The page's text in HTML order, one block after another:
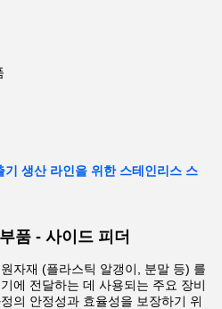
생산 라인을 위한 스테인리스 스
품 - 사이드 피더
자재 (플라스틱 알갱이, 분말 등) 를
에 전달하는 데 사용되는 주요 장비
의 안정성과 효율성을 보장하기 위